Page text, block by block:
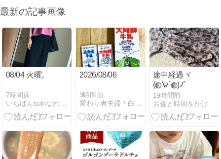
最新の記事画像
08/04 火曜。
7時間前
2026/08/06
9時間前
途中経過ヾ
(◍'౪`◍)ﾉﾞ
19時間前